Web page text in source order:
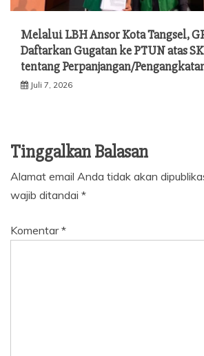
Melalui LBH Ansor Kota Tangsel,
Daftarkan Gugatan ke PTUN atas
tentang Perpanjangan/
Juli 7, 2026
Tinggalkan Balasan
Alamat email Anda tidak akan
wajib ditandai *
Komentar*